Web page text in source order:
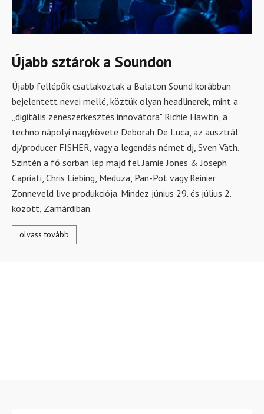
Újabb sztárok a Soundon
Újabb fellépők csatlakoztak a Balaton Sound korábban
bejelentett nevei mellé, köztük olyan headlinerek, mint a
„digitális zeneszerkesztés innovátora" Richie Hawtin, a
techno nápolyi nagykövete Deborah De Luca, az ausztrál
dj/producer FISHER, vagy a legendás német dj, Sven Väth.
Szintén a fő sorban lép majd fel Jamie Jones & Joseph
Capriati, Chris Liebing, Meduza, Pan-Pot vagy Reinier
Zonneveld live produkciója. Mindez június 29. és július 2.
között, Zamárdiban.
olvass tovább